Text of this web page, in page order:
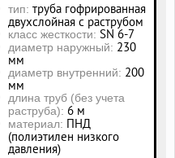
тип: труба гофрированная
двухслойная с раструбом
класс жесткости: SN 6-7
диаметр наружный: 230
мм
диаметр внутренний: 200
мм
длина труб (без учета
раструба): 6 м
материал: ПНД
(полиэтилен низкого
давления)